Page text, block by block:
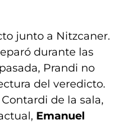
junto a Nitzcaner.
durante las
Prandi no
del veredicto.
de la sala,
Emanuel